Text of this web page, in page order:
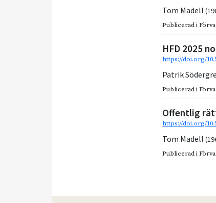
Tom Madell
Publicerad i
HFD 2025
https://doi.org/
Patrik
Publicerad i
Offentlig
https://doi.org/
Tom Madell
Publicerad i